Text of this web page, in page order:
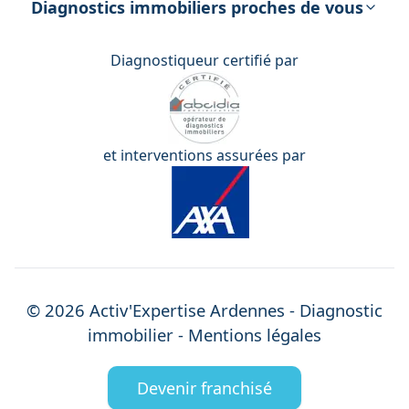
Diagnostics immobiliers proches de vous
Diagnostiqueur certifié par
et interventions assurées par
© 2026 Activ'Expertise Ardennes - Diagnostic
immobilier - Mentions légales
Devenir franchisé